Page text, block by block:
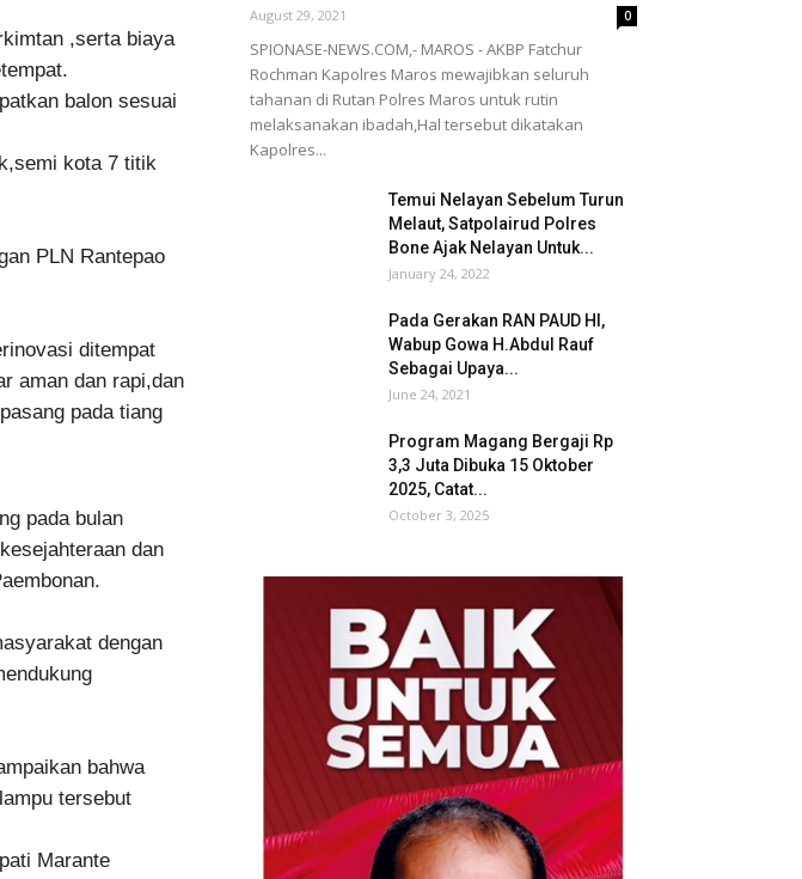
,serta biaya
balon sesuai
kota 7 titik
PLN Rantepao
ditempat
aman dan rapi,dan
pada tiang
pada bulan
dan
dengan
bahwa
tersebut
Marante
August 29, 2021 0
SPIONASE-NEWS.COM,- MAROS - AKBP Fatchur
Rochman Kapolres Maros mewajibkan seluruh
tahanan di Rutan Polres Maros untuk rutin
melaksanakan ibadah,Hal tersebut dikatakan
Kapolres...
Temui Nelayan Sebelum Turun
Melaut, Satpolairud Polres
Bone Ajak Nelayan Untuk...
January 24, 2022
Pada Gerakan RAN PAUD HI,
Wabup Gowa H.Abdul Rauf
Sebagai Upaya...
June 24, 2021
Program Magang Bergaji Rp
3,3 Juta Dibuka 15 Oktober
2025, Catat...
October 3, 2025